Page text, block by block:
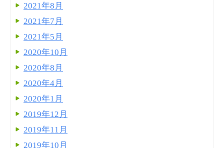
2021年8月
2021年7月
2021年5月
2020年10月
2020年8月
2020年4月
2020年1月
2019年12月
2019年11月
2019年10月